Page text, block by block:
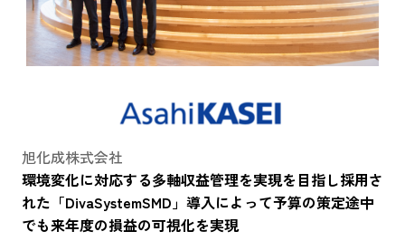
旭化成株式会社
環境変化に対応する多軸収益管理を実現を目指し採用さ
れた「DivaSystemSMD」導入によって予算の策定途中
でも来年度の損益の可視化を実現